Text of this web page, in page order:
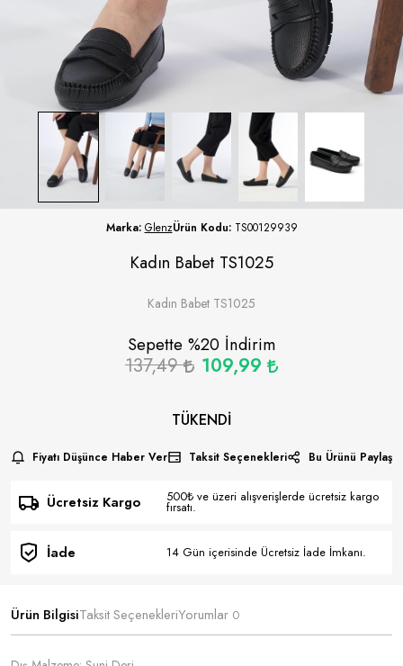
Marka: GlenzÜrün Kodu: TS00129939
Kadın Babet TS1025
Kadın Babet TS1025
Sepette %20İndirim
137,49 109,99
TÜKENDI
Fiyatı Düşünce Haber Ver Taksit Seçenekleri Bu Ürünü Paylaş
Ücretsiz Kargo 500₺ ve üzeri alışverişlerde ücretsiz kargo
fırsatı.
İade 14 Gün içerisinde Ücretsiz İade İmkanı.
Ürün BilgisiTaksit SeçenekleriYorumlar 0